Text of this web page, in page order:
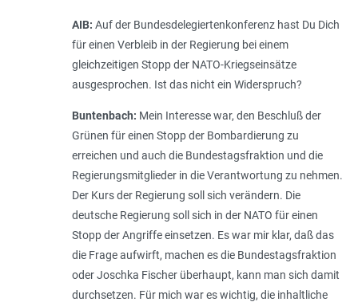
AIB: Auf der Bundesdelegiertenkonferenz hast Du Dich
für einen Verbleib in der Regierung bei einem
gleichzeitigen Stopp der NATO-Kriegseinsätze
ausgesprochen. Ist das nicht ein Widerspruch?
Buntenbach: Mein Interesse war, den Beschluß der
Grünen für einen Stopp der Bombardierung zu
erreichen und auch die Bundestagsfraktion und die
Regierungsmitglieder in die Verantwortung zu nehmen.
Der Kurs der Regierung soll sich verändern. Die
deutsche Regierung soll sich in der NATO für einen
Stopp der Angriffe einsetzen. Es war mir klar, daß das
die Frage aufwirft, machen es die Bundestagsfraktion
oder Joschka Fischer überhaupt, kann man sich damit
durchsetzen. Für mich war es wichtig, die inhaltliche